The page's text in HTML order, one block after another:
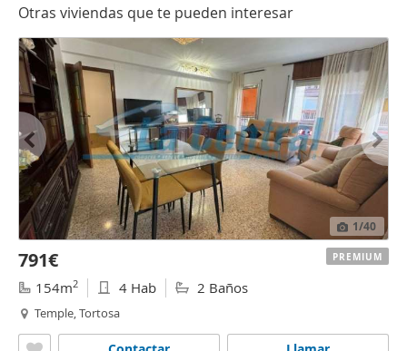
Otras viviendas que te pueden interesar
1/40
791€
154m2 4 Hab 2 Baños
Temple, Tortosa
PREMIUM